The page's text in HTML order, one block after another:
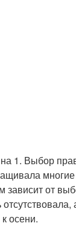
1. Выбор
многие
зависит от
осени.